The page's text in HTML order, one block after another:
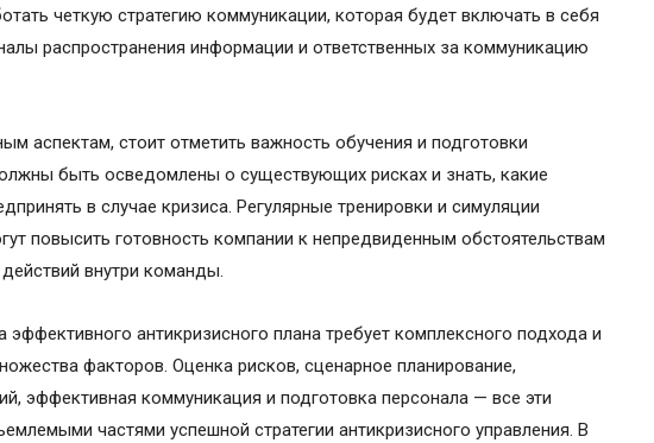
четкую стратегию коммуникации, которая будет включать в себя
распространения информации и ответственных за коммуникацию
аспектам, стоит отметить важность обучения и подготовки
быть осведомлены о существующих рисках и знать, какие
в случае кризиса. Регулярные тренировки и симуляции
повысить готовность компании к непредвиденным обстоятельствам
внутри команды.
эффективного антикризисного плана требует комплексного подхода и
факторов. Оценка рисков, сценарное планирование,
эффективная коммуникация и подготовка персонала — все эти
частями успешной стратегии антикризисного управления. В